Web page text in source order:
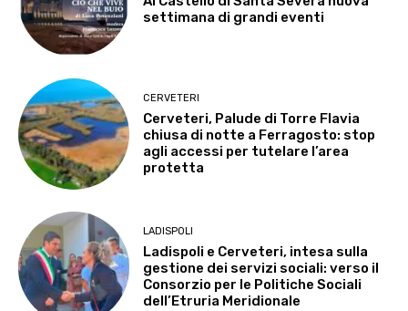
settimana di grandi eventi
CERVETERI
Cerveteri, Palude di Torre Flavia
chiusa di notte a Ferragosto: stop
agli accessi per tutelare l’area
protetta
LADISPOLI
Ladispoli e Cerveteri, intesa sulla
gestione dei servizi sociali: verso il
Consorzio per le Politiche Sociali
dell’Etruria Meridionale